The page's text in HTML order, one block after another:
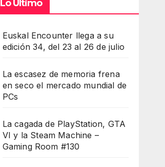
Lo Último
Euskal Encounter llega a su
edición 34, del 23 al 26 de julio
La escasez de memoria frena
en seco el mercado mundial de
PCs
La cagada de PlayStation, GTA
VI y la Steam Machine –
Gaming Room #130